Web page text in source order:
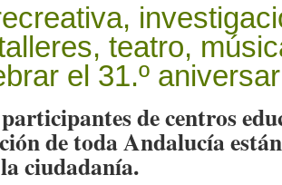
teatro,
el 31.º
de centros
de toda Andalucía
ciudadanía.